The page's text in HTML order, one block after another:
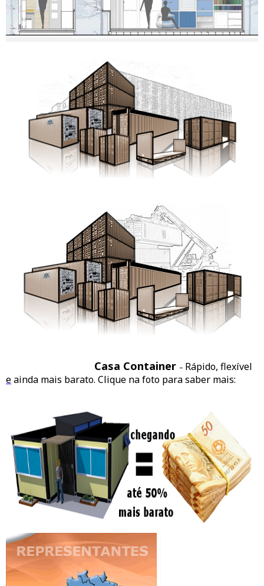
Casa Container – Rápido, flexível
eainda mais barato. Clique na foto para saber mais: